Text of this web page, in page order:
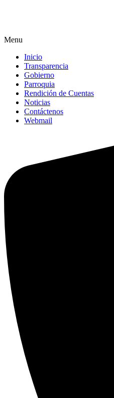
Menu
Inicio
Transparencia
Gobierno
Parroquia
Rendición de Cuentas
Noticias
Contáctenos
Webmail